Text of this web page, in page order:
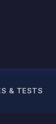
& TESTS